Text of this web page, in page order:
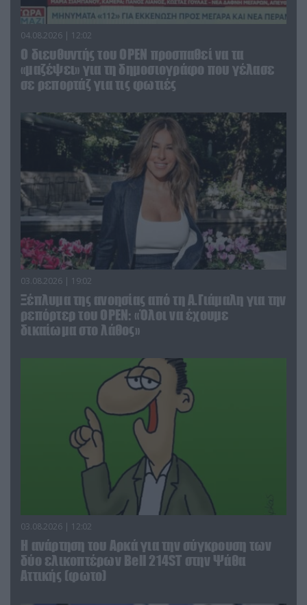
04.08.2026 | 12:02
O διευθυντής του OPEN προσπαθεί να τα
«μαζέψει» για τη δημοσιογράφο που γέλασε
σε ρεπορτάζ για τις φωτιές
03.08.2026 | 19:02
Ξέπλυμα της ανοησίας από τη Α.Γιάμαλη για την
ρεπόρτερ του ΟΡΕΝ: «Όλοι να έχουμε
δικαίωμα στο λάθος»
03.08.2026 | 12:02
Η ανάρτηση του Αρκά για την σύγκρουση των
δύο ελικοπτέρων Bell 214ST στην Ψάθα
Αττικής (φωτο)